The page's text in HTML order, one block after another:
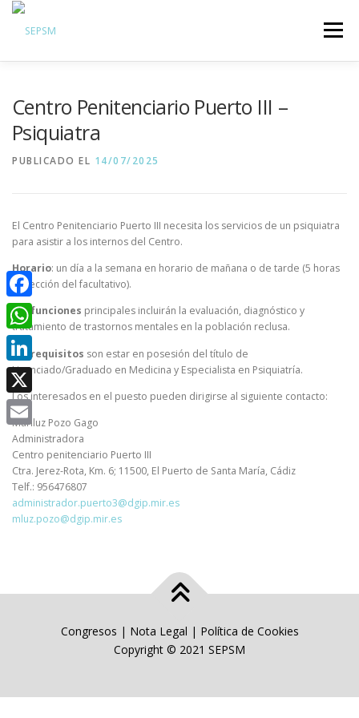
Menú
Sobre la SEPSM
Psiquiatras y residentes
Inicio sesión
Centro Penitenciario Puerto III –
Psiquiatra
PUBLICADO EL 14/07/2025
El Centro Penitenciario Puerto III necesita los servicios de un psiquiatra
para asistir a los internos del Centro.
Horario: un día a la semana en horario de mañana o de tarde (5 horas
a elección del facultativo).
Sus funciones principales incluirán la evaluación, diagnóstico y
tratamiento de trastornos mentales en la población reclusa.
Los requisitos son estar en posesión del título de
Licenciado/Graduado en Medicina y Especialista en Psiquiatría.
Los interesados en el puesto pueden dirigirse al siguiente contacto:
Mariluz Pozo Gago
Administradora
Centro penitenciario Puerto III
Ctra. Jerez-Rota, Km. 6; 11500, El Puerto de Santa María, Cádiz
Telf.: 956476807
administrador.puerto3@dgip.mir.es
mluz.pozo@dgip.mir.es
Congresos | Nota Legal | Política de Cookies
Copyright © 2021 SEPSM
Facebook
WhatsApp
LinkedIn
X
Email